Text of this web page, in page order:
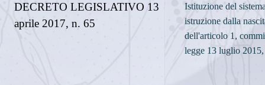
DECRETO LEGISLATIVO 13
aprile 2017, n. 65
Istituzione del
istruzione dalla
dell'articolo 1,
legge 13 luglio